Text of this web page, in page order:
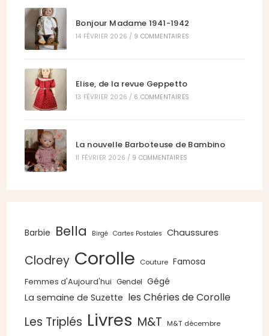
Bonjour Madame 1941-1942
14 FÉVRIER 2026 / 9 COMMENTAIRES
Elise, de la revue Geppetto
13 FÉVRIER 2026 / 6 COMMENTAIRES
La nouvelle Barboteuse de Bambino
11 FÉVRIER 2026 / 9 COMMENTAIRES
Barbie Bella Birgé Cartes Postales Chaussures
Clodrey Corolle Couture Famosa
Femmes d'Aujourd'hui Gendel Gégé
La semaine de Suzette les Chéries de Corolle
Les Triplés Livres M&T M&T décembre